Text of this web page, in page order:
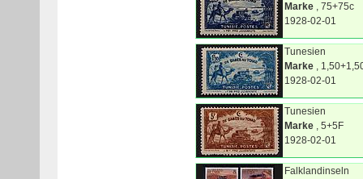
Marke , 75+75c
1928-02-01
Tunesien
Marke ,
1928-02-01
Tunesien
Marke , 5+5F
1928-02-01
Falklandinseln